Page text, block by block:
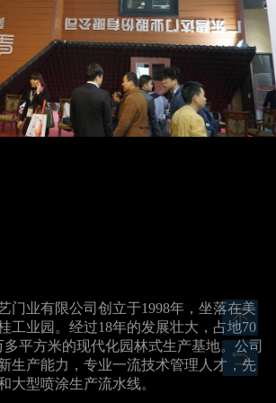
门业有限公司创立于1998年，坐落在美
工业园。经过18年的发展壮大，占地70
平方米的现代化园林式生产基地。公司
生产能力，专业一流技术管理人才，先
大型喷涂生产流水线。